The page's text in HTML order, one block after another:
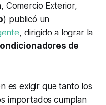
Comercio Exterior,
) publicó un
, dirigido a lograr la
de
es exigir que tanto los
importados cumplan